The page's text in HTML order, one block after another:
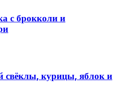
с брокколи и
свёклы, курицы, яблок и